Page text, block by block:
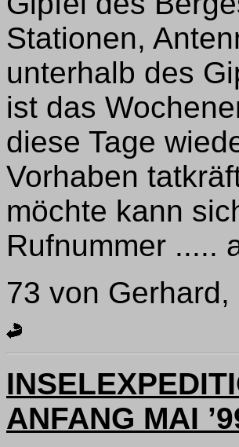
Stationen,
unterhalb des
ist das
diese Tage
Vorhaben
möchte kann
Rufnummer .....
73 von
ANFANG MAI